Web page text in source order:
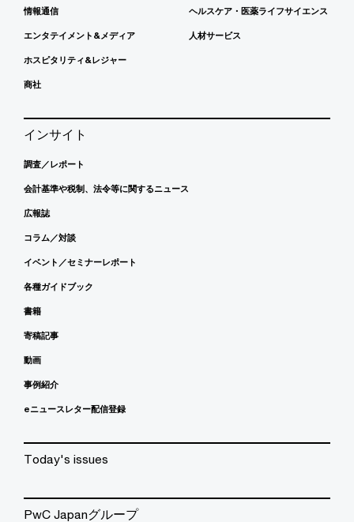
情報通信
エンタテイメント&メディア
ホスピタリティ&レジャー
商社
ヘルスケア・医薬ライフサイエンス
人材サービス
インサイト
調査／レポート
会計基準や税制、法令等に関するニュース
広報誌
コラム／対談
イベント／セミナーレポート
各種ガイドブック
書籍
寄稿記事
動画
事例紹介
eニュースレター配信登録
Today's issues
PwC Japanグループ